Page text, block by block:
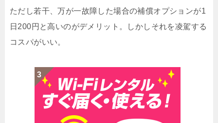
ただし若干、万が一故障した場合の補償オプションが1
日200円と高いのがデメリット。しかしそれを凌駕する
コスパがいい。